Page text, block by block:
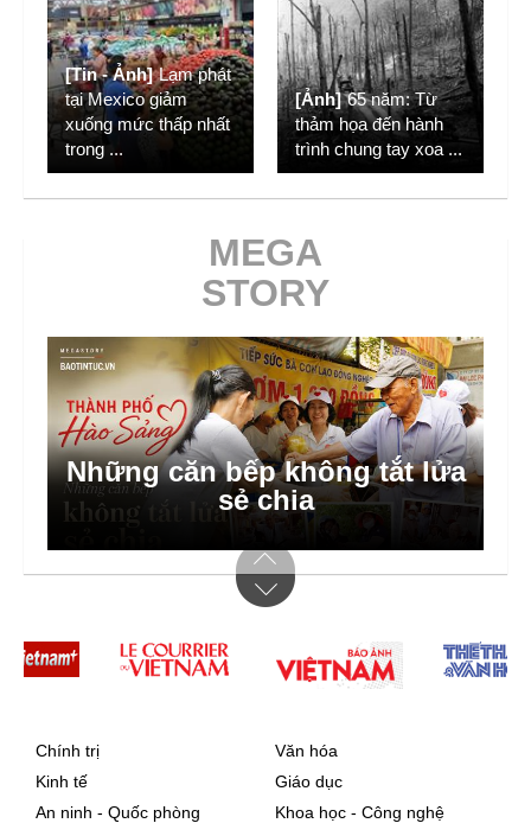
[Tin - Ảnh] Lạm phát
tại Mexico giảm
xuống mức thấp nhất
trong ...
[Ảnh] 65 năm: Từ
thảm họa đến hành
trình chung tay xoa ...
MEGA
STORY
Những căn bếp không tắt lửa
sẻ chia
Chính trị
Kinh tế
An ninh - Quốc phòng
Văn hóa
Giáo dục
Khoa học - Công nghệ